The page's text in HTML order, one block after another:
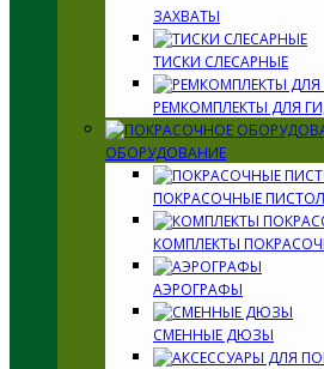
ЗАХВАТЫ
ТИСКИ СЛЕСАРНЫЕ
РЕМКОМПЛЕКТЫ ДЛЯ
ОБОРУДОВАНИЕ
ПОКРАСОЧНЫЕ
КОМПЛЕКТЫ
АЭРОГРАФЫ
СМЕННЫЕ ДЮЗЫ